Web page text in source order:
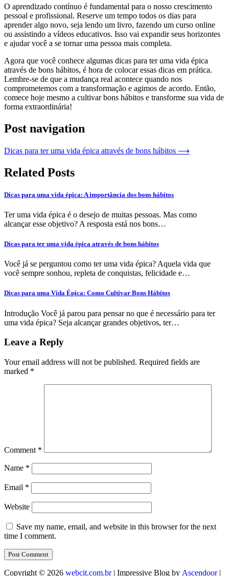
O aprendizado contínuo é fundamental para o nosso crescimento
pessoal e profissional. Reserve um tempo todos os dias para
aprender algo novo, seja lendo um livro, fazendo um curso online
ou assistindo a vídeos educativos. Isso vai expandir seus horizontes
e ajudar você a se tornar uma pessoa mais completa.
Agora que você conhece algumas dicas para ter uma vida épica
através de bons hábitos, é hora de colocar essas dicas em prática.
Lembre-se de que a mudança real acontece quando nos
comprometemos com a transformação e agimos de acordo. Então,
comece hoje mesmo a cultivar bons hábitos e transforme sua vida de
forma extraordinária!
Post navigation
Dicas para ter uma vida épica através de bons hábitos ⟶
Related Posts
Dicas para uma vida épica: A importância dos bons hábitos
Ter uma vida épica é o desejo de muitas pessoas. Mas como
alcançar esse objetivo? A resposta está nos bons…
Dicas para ter uma vida épica através de bons hábitos
Você já se perguntou como ter uma vida épica? Aquela vida que
você sempre sonhou, repleta de conquistas, felicidade e…
Dicas para uma Vida Épica: Como Cultivar Bons Hábitos
Introdução Você já parou para pensar no que é necessário para ter
uma vida épica? Seja alcançar grandes objetivos, ter…
Leave a Reply
Your email address will not be published. Required fields are
marked *
Comment *
Name *
Email *
Website
Save my name, email, and website in this browser for the next
time I comment.
Copyright © 2026 webcit.com.br| Impressive Blog by Ascendoor|